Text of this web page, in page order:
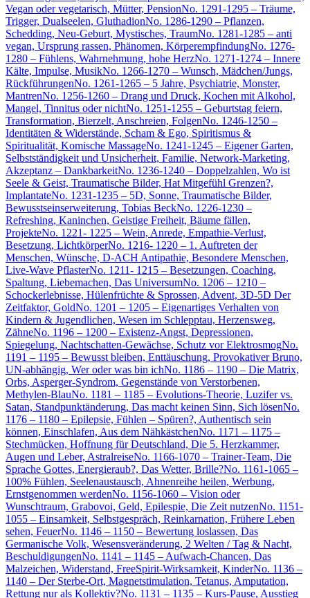
Vegan oder vegetarisch, Mütter, PensionNo. 1291-1295 – Träume,
Trigger, Dualseelen, GluthadionNo. 1286-1290 – Pflanzen,
Schedding, Neu-Geburt, Mystisches, TraumNo. 1281-1285 – anti
vegan, Ursprung rassen, Phänomen, KörperempfindungNo. 1276-
1280 – Fühlens, Wahrnehmung, hohe HerzNo. 1271-1274 – Innere
Kälte, Impulse, MusikNo. 1266-1270 – Wunsch, Mädchen/Jungs,
RückführungenNo. 1261-1265 – 5 Jahre, Psychiatrie, Monster,
MantrenNo. 1256-1260 – Drang und Druck, Kochen mit Alkohol,
Mangel, Tinnitus oder nichtNo. 1251-1255 – Geburtstag feiern,
Transformation, Bierzelt, Anschreien, FolgenNo. 1246-1250 –
Identitäten & Widerstände, Scham & Ego, Spiritismus &
Spiritualität, Komische MassageNo. 1241-1245 – Eigener Garten,
Selbstständigkeit und Unsicherheit, Familie, Network-Marketing,
Akzeptanz – DankbarkeitNo. 1236-1240 – Doppelzahlen, Wo ist
Seele & Geist, Traumatische Bilder, Hat Mitgefühl Grenzen?,
ImplantateNo. 1231-1235 – 5D, Sonne, Traumatische Bilder,
Bewusstseinserweiterung, Tobias BeckNo. 1226-1230 –
Refreshing, Kaninchen, Geistige Freiheit, Bäume fällen,
ProjekteNo. 1221- 1225 – Wein, Anrede, Empathie-Verlust,
Besetzung, LichtkörperNo. 1216- 1220 – 1. Auftreten der
Menschen, Wünsche, D-ACH Antipathie, Besondere Menschen,
Live-Wave PflasterNo. 1211- 1215 – Besetzungen, Coaching,
Spaltung, Liebemachen, Das UniversumNo. 1206 – 1210 –
Schockerlebnisse, Hülenfrüchte & Sprossen, Advent, 3D-5D Der
Zeitfaktor, GoldNo. 1201 – 1205 – Eigenartiges Verhalten von
Kindern & Jugendlichen, Wesen im Schlepptau, Herzensweg,
ZähneNo. 1196 – 1200 – Existenz-Angst, Depressionen,
Spiegelung, Nachtschatten-Gewächse, Schutz vor ElektrosmogNo.
1191 – 1195 – Bewusst bleiben, Enttäuschung, Provokativer Bruno,
UN-abhängig, Wer oder was bin ichNo. 1186 – 1190 – Die Matrix,
Orbs, Asperger-Syndrom, Gegenstände von Verstorbenen,
Methylen-BlauNo. 1181 – 1185 – Evolutions-Theorie, Luzifer vs.
Satan, Standpunktänderung, Das macht keinen Sinn, Sich lösenNo.
1176 – 1180 – Epilepsie, Fühlen – Spüren?, Authentisch sein
können, Einschlafen, Aus dem NähkästchenNo. 1171 – 1175 –
Stechmücken, Hoffnung für Deutschland, Die 5. Herzkammer,
Augen und Leber, AstralreiseNo. 1166-1070 – Trainer-Team, Die
Sprache Gottes, Energieraub?, Das Wetter, Brille?No. 1161-1065 –
100% Fühlen, Seelenaustausch, Ahnenreihe heilen, Werbung,
Ernstgenommen werdenNo. 1156-1060 – Vision oder
Wunschtraum, Grabovoi, Geld, Epilespie, Die Zeit nutzenNo. 1151-
1055 – Einsamkeit, Selbstgespräch, Reinkarnation, Frühere Leben
sehen, FeuerNo. 1146 – 1150 – Bewertung loslassen, Das
Germanische Volk, Wesensveränderung, 2 Welten / Tag & Nacht,
BeschuldigungenNo. 1141 – 1145 – Aufwach-Chancen, Das
Malzeichen, Widerstand, FreeSpirit-Wirksamkeit, KinderNo. 1136 –
1140 – Der Sterbe-Ort, Magnetstimulation, Tetanus, Amputation,
Rettung nur als Kollektiv?No. 1131 – 1135 – Kurs-Pause, Ausstieg